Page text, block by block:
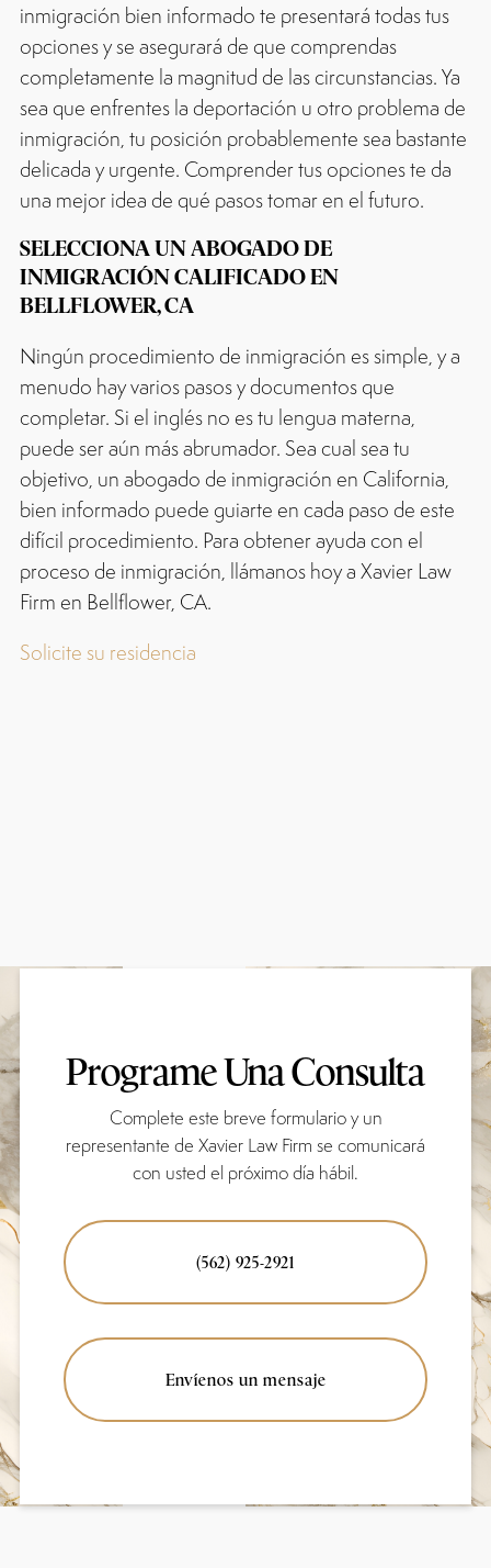
inmigración bien informado te presentará todas tus
opciones y se asegurará de que comprendas
completamente la magnitud de las circunstancias. Ya
sea que enfrentes la deportación u otro problema de
inmigración, tu posición probablemente sea bastante
delicada y urgente. Comprender tus opciones te da
una mejor idea de qué pasos tomar en el futuro.
SELECCIONA UN ABOGADO DE
INMIGRACIÓN CALIFICADO EN
BELLFLOWER, CA
Ningún procedimiento de inmigración es simple, y a
menudo hay varios pasos y documentos que
completar. Si el inglés no es tu lengua materna,
puede ser aún más abrumador. Sea cual sea tu
objetivo, un abogado de inmigración en California,
bien informado puede guiarte en cada paso de este
difícil procedimiento. Para obtener ayuda con el
proceso de inmigración, llámanos hoy a Xavier Law
Firm en Bellflower, CA.
Solicite su residencia
Programe Una Consulta
Complete este breve formulario y un
representante de Xavier Law Firm se comunicará
con usted el próximo día hábil.
(562) 925-2921
Envíenos un mensaje